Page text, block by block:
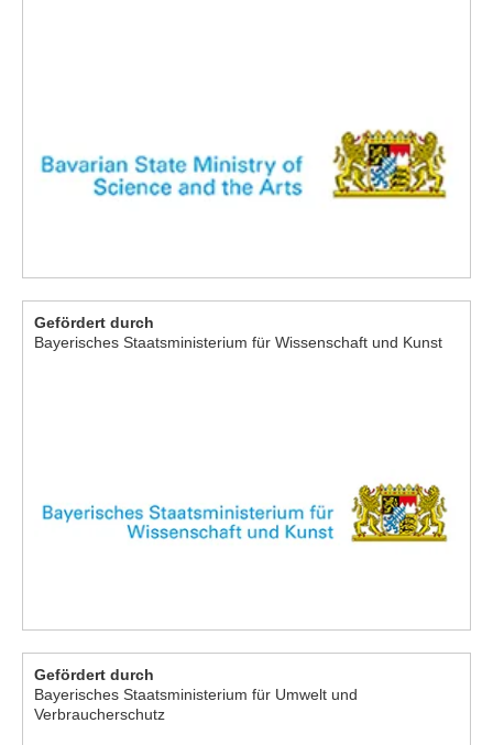
Gefördert durch
Bayerisches Staatsministerium für Wissenschaft und Kunst
Gefördert durch
Bayerisches Staatsministerium für Umwelt und
Verbraucherschutz